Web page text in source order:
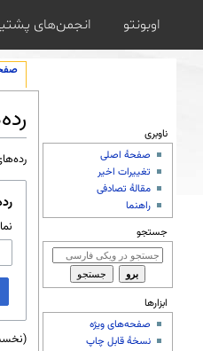
اوبونتو انجمن‌های
پرش
ناوبری
صفحهٔ اصلی
تغییرات اخیر
مقالهٔ تصادفی
راهنما
جستجو
ابزارها
صفحه‌های ویژه
نسخهٔ قابل چاپ